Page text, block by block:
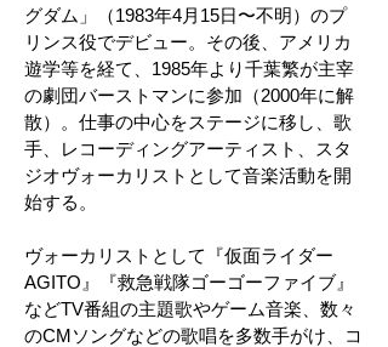
グダム」（1983年4月15日〜不明）のプ
リンス役でデビュー。その後、アメリカ
遊学等を経て、1985年より千葉繁が主宰
の劇団バーストマンに参加（2000年に解
散）。仕事の中心をステージに移し、歌
手、レコーディングアーティスト、スタ
ジオヴォーカリストとして音楽活動を開
始する。
ヴォーカリストとして『仮面ライダー
AGITO』『救急戦隊ゴーゴーファイブ』
などTV番組の主題歌やゲーム音楽、数々
のCMソングなどの歌唱を多数手がけ、コ